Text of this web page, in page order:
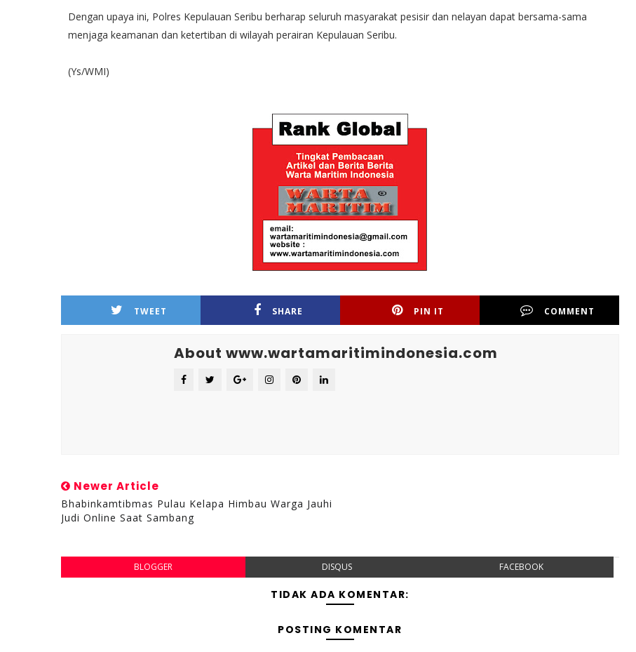
Dengan upaya ini, Polres Kepulauan Seribu berharap seluruh masyarakat pesisir dan nelayan dapat bersama-sama
menjaga keamanan dan ketertiban di wilayah perairan Kepulauan Seribu.
(Ys/WMI)
TWEET SHARE PIN IT COMMENT
About www.wartamaritimindonesia.com
Newer Article
Bhabinkamtibmas Pulau Kelapa Himbau Warga Jauhi
Judi Online Saat Sambang
BLOGGER DISQUS FACEBOOK
TIDAK ADA KOMENTAR:
POSTING KOMENTAR